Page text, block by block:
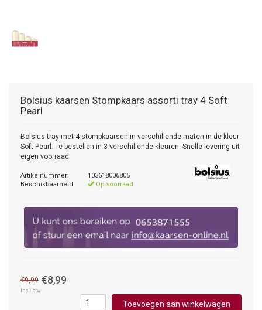
Bolsius kaarsen Stompkaars assorti tray 4 Soft
Pearl
Bolsius tray met 4 stompkaarsen in verschillende maten in de kleur
Soft Pearl. Te bestellen in 3 verschillende kleuren. Snelle levering uit
eigen voorraad.
Artikelnummer:
103618006805
Beschikbaarheid:
Op voorraad
€9,99 €8,99
Incl. btw
Toevoegen aan winkelwagen